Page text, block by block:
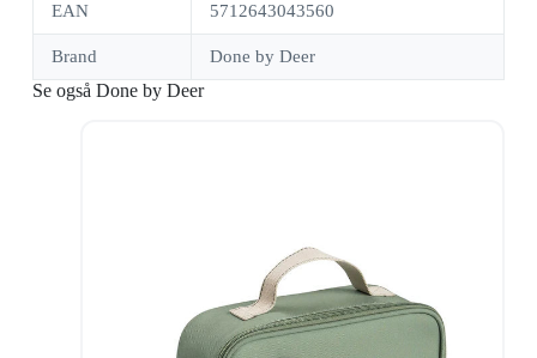
EAN 5712643043560
Brand Done by Deer
Se også Done by Deer